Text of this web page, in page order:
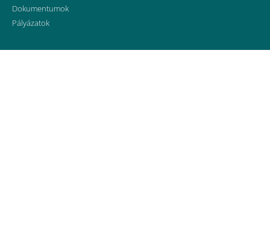
Dokumentumok
Pályázatok